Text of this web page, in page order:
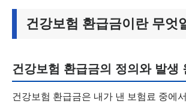
건강보험 환급금이란 무엇
건강보험 환급금의 정의와 발생
건강보험 환급금은 내가 낸 보험료 중에